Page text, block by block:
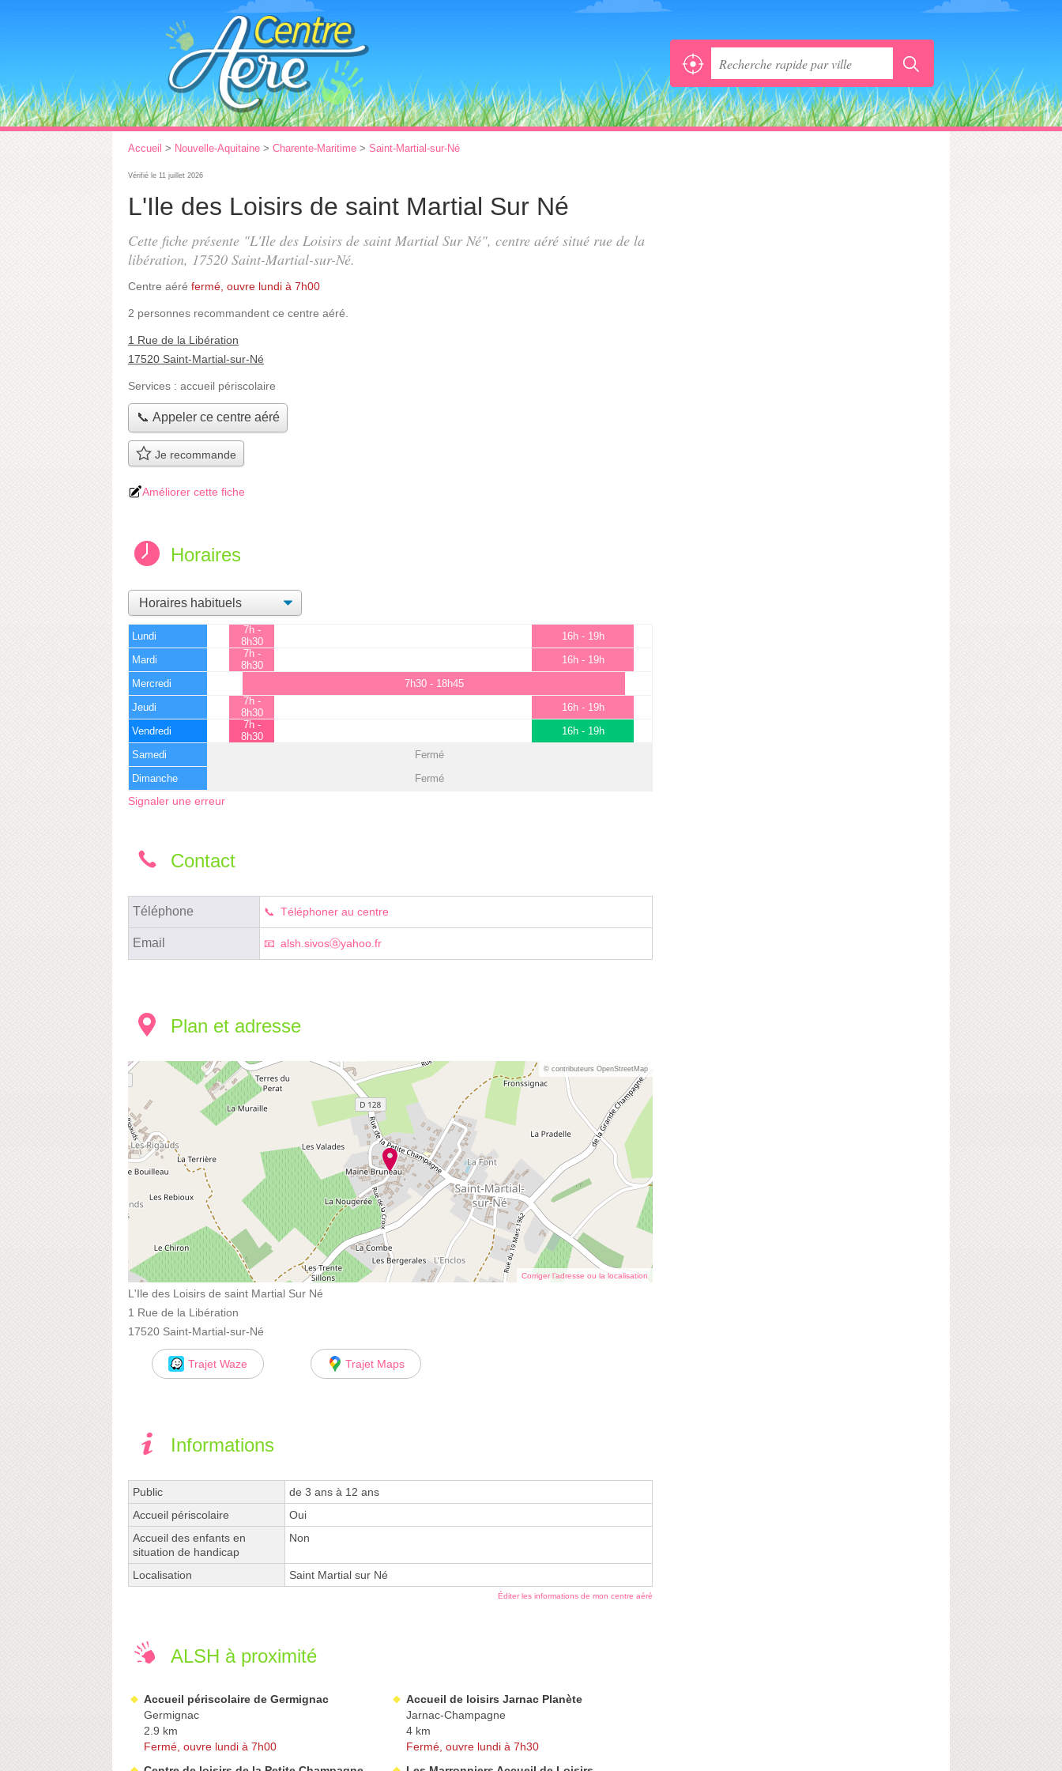
Accueil > Nouvelle-Aquitaine > Charente-Maritime > Saint-Martial-sur-Né
Vérifié le 11 juillet 2026
L'Ile des Loisirs de saint Martial Sur Né
Cette fiche présente "L'Ile des Loisirs de saint Martial Sur Né", centre aéré situé rue de la
libération, 17520 Saint-Martial-sur-Né.
Centre aéré fermé, ouvre lundi à 7h00
2 personnes recommandent ce centre aéré.
1 Rue de la Libération
17520 Saint-Martial-sur-Né
Services : accueil périscolaire
📞 Appeler ce centre aéré
Je recommande
Améliorer cette fiche
Horaires
Lundi
7h -
8h30
16h - 19h
Mardi
7h -
8h30
16h - 19h
Mercredi 7h30 - 18h45
Jeudi
7h -
8h30
16h - 19h
Vendredi
7h -
8h30
16h - 19h
Samedi Fermé
Dimanche Fermé
Signaler une erreur
Contact
Téléphone Téléphoner au centre
Email alsh.sivosⓐyahoo.fr
Plan et adresse
© contributeurs OpenStreetMap
Corriger l’adresse ou la localisation
L'Ile des Loisirs de saint Martial Sur Né
1 Rue de la Libération
17520 Saint-Martial-sur-Né
Trajet Waze Trajet Maps
Informations
Public
de 3 ans à 12 ans
Accueil périscolaire
Oui
Accueil des enfants en
situation de handicap
Non
Localisation Saint Martial sur Né
Éditer les informations de mon centre aéré
ALSH à proximité
Accueil périscolaire de Germignac
Germignac
2.9 km
Fermé, ouvre lundi à 7h00
Accueil de loisirs Jarnac Planète
Jarnac-Champagne
4 km
Fermé, ouvre lundi à 7h30